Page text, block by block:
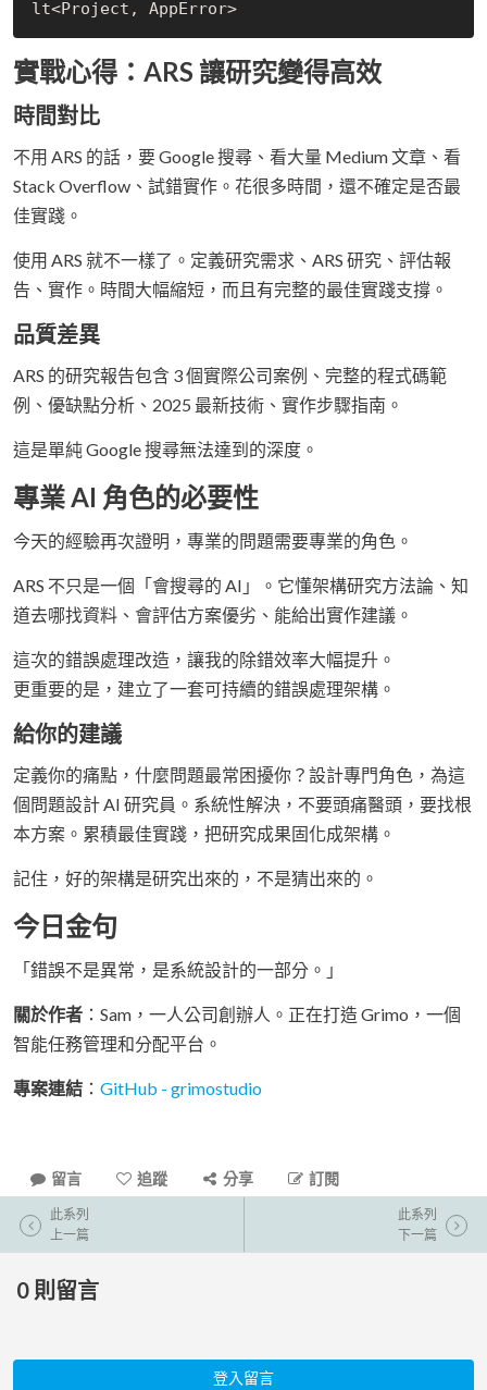
lt<Project, AppError>
實戰心得：ARS 讓研究變得高效
時間對比
不用 ARS 的話，要 Google 搜尋、看大量 Medium 文章、看
Stack Overflow、試錯實作。花很多時間，還不確定是否最
佳實踐。
使用 ARS 就不一樣了。定義研究需求、ARS 研究、評估報
告、實作。時間大幅縮短，而且有完整的最佳實踐支撐。
品質差異
ARS 的研究報告包含 3 個實際公司案例、完整的程式碼範
例、優缺點分析、2025 最新技術、實作步驟指南。
這是單純 Google 搜尋無法達到的深度。
專業 AI 角色的必要性
今天的經驗再次證明，專業的問題需要專業的角色。
ARS 不只是一個「會搜尋的 AI」。它懂架構研究方法論、知
道去哪找資料、會評估方案優劣、能給出實作建議。
這次的錯誤處理改造，讓我的除錯效率大幅提升。
更重要的是，建立了一套可持續的錯誤處理架構。
給你的建議
定義你的痛點，什麼問題最常困擾你？設計專門角色，為這
個問題設計 AI 研究員。系統性解決，不要頭痛醫頭，要找根
本方案。累積最佳實踐，把研究成果固化成架構。
記住，好的架構是研究出來的，不是猜出來的。
今日金句
「錯誤不是異常，是系統設計的一部分。」
關於作者 ：Sam，一人公司創辦人。正在打造 Grimo，一個
智能任務管理和分配平台。
專案連結 ： GitHub - grimostudio
留言 追蹤 分享 訂閱
此系列
上一篇
此系列
下一篇
0 則留言
登入留言